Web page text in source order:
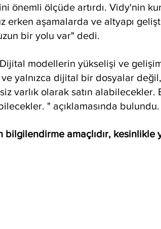
önemli ölçüde artırdı. Vidy'nin
erken aşamalarda ve altyapı
bir yolu var" dedi.
modellerin yükselişi ve
yalnızca dijital bir dosyalar
varlık olarak satın alabilecekler.
" açıklamasında bulundu.
amaçlıdır, kesinlikle